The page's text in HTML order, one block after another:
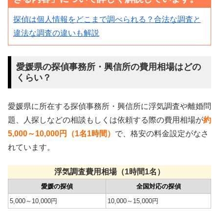
探偵は個人情報をどこまで調べられる？合法な調査と
違法な調査の違いも解説
愛媛県の探偵事務所・興信所の費用相場はどの
くらい？
愛媛県に所在する探偵事務所・興信所に浮気調査や離婚問
題、人探しなどの相談もしくは依頼する際の費用相場が約
5,000～10,000円（1名1時間） で、格安の料金設定がなさ
れています。
浮気調査費用相場（1時間1名）
愛媛の探偵
全国対応の探偵
5,000～10,000円
10,000～15,000円